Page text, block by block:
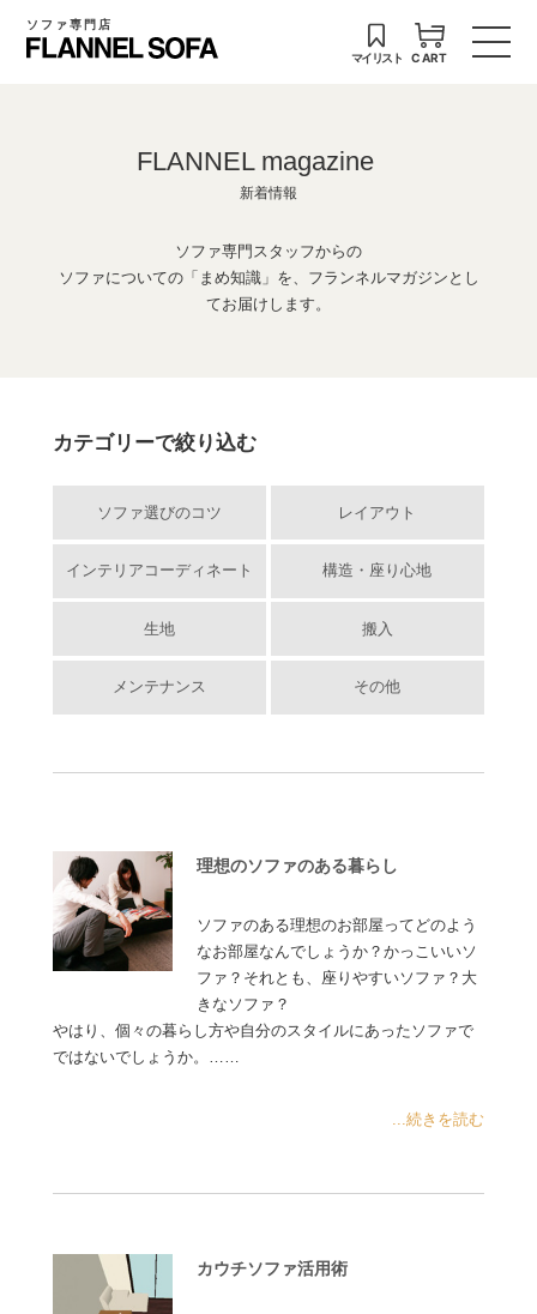
ソファ専門店
マイリスト CART
FLANNEL magazine
新着情報
ソファ専門スタッフからの
ソファについての「まめ知識」を、フランネルマガジンとし
てお届けします。
カテゴリーで絞り込む
ソファ選びのコツ レイアウト
インテリアコーディネート 構造・座り心地
生地 搬入
メンテナンス その他
理想のソファのある暮らし
ソファのある理想のお部屋ってどのよう
なお部屋なんでしょうか？かっこいいソ
ファ？それとも、座りやすいソファ？大
きなソファ？
やはり、個々の暮らし方や自分のスタイルにあったソファで
ではないでしょうか。……
...続きを読む
カウチソファ活用術